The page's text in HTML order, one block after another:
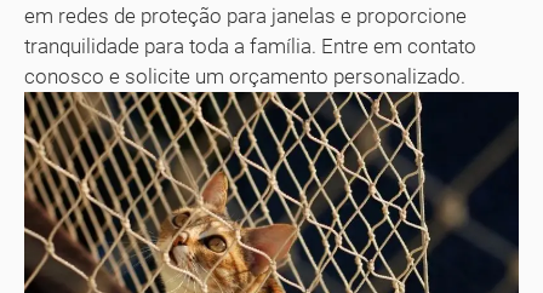
em redes de proteção para janelas e proporcione
tranquilidade para toda a família. Entre em contato
conosco e solicite um orçamento personalizado.